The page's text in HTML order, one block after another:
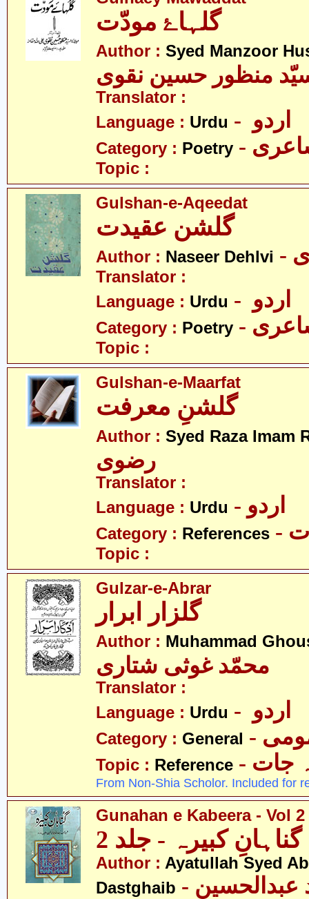
گلہاۓ مودّت
Author : Syed Manzoor
منظور حسین نقوی
Translator :
Language : Urdu
Category : Poetry
Topic :
Gulshan-e-Aqeedat
گلشن عقیدت
Author : Naseer Dehlvi
Translator :
Language : Urdu
Category : Poetry
Topic :
Gulshan-e-Maarfat
گلشنِ معرفت
Author : Syed Raza Imam
رضوی
Translator :
Language : Urdu - اردو
Category : References
Topic :
Gulzar-e-Abrar
گلزار ابرار
Author : Muhammad
محمّد غوثی شتاری
Translator :
Language : Urdu
Category : General
Topic : Reference جات
From Non-Shia Scholor. Included for
Gunahan e Kabeera - Vol 2
گناہانِ کبیرہ - جلد 2
Author : Ayatullah Syed
Dastghaib - آیت اللہ سیّد عبدالحسین